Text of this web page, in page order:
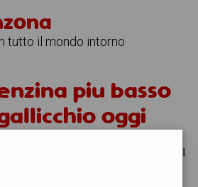
tutto il mondo intorno
piu basso
oggi